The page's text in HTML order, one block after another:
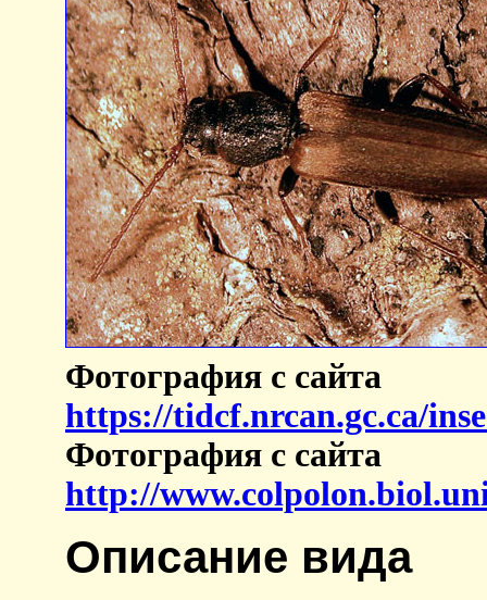
Фотография с сайта
https://tidcf.nrcan.gc.ca/
Фотография с сайта
http://
Описание вида